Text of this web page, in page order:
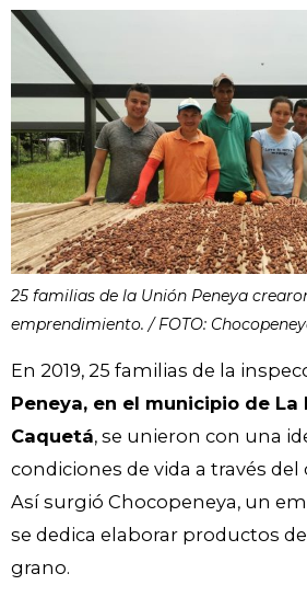
25 familias de la Unión Peneya
emprendimiento. / FOTO:
En 2019, 25 familias de la
Peneya, en el municipio de
Caquetá, se unieron con una
condiciones de vida a través del
Así surgió Chocopeneya, un
se dedica elaborar productos
grano.